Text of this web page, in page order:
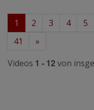
1 2 3 4 5
41
»
Videos 1 - 12 von